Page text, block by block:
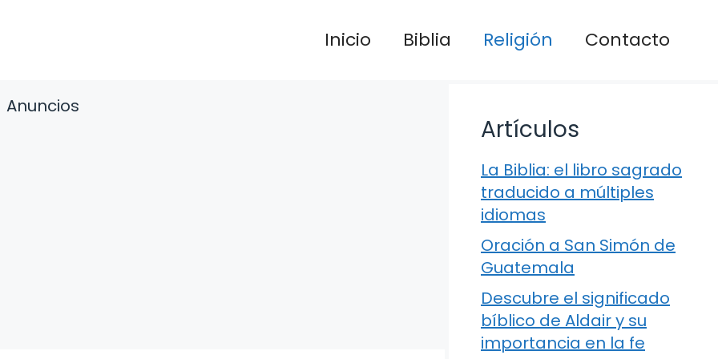
Inicio Biblia Religión Contacto
Anuncios
Artículos
La Biblia: el libro sagrado
traducido a múltiples
idiomas
Oración a San Simón de
Guatemala
Descubre el significado
bíblico de Aldair y su
importancia en la fe